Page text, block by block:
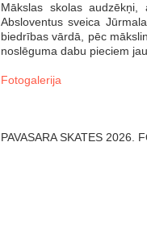
Mākslas skolas audzēkņi,
Absloventus sveica
biedrības vārdā, pēc
noslēguma dabu pieciem
Fotogalerija
PAVASARA SKATES 2026.